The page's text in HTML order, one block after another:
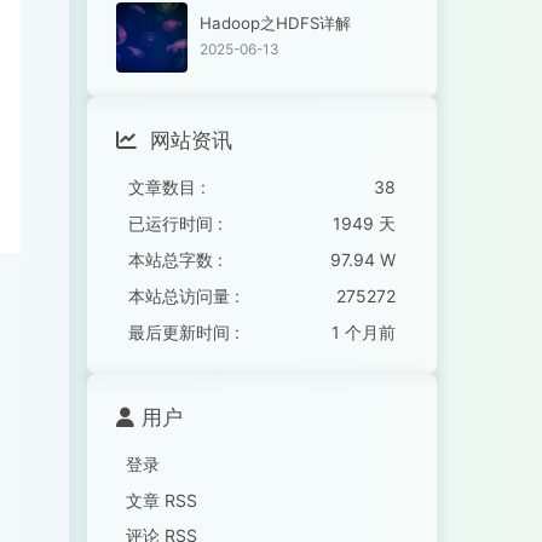
Hadoop之HDFS详解
2025-06-13
网站资讯
文章数目 :
38
已运行时间 :
1949 天
本站总字数 :
97.94 W
本站总访问量 :
275272
最后更新时间 :
1 个月前
用户
登录
文章 RSS
评论 RSS